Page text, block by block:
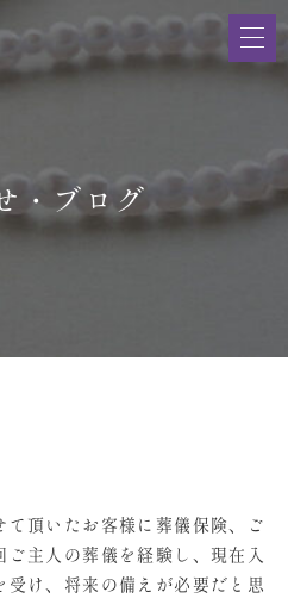
・ブログ
頂いたお客様に葬儀保険、ご
主人の葬儀を経験し、現在入
受け、将来の備えが必要だと思